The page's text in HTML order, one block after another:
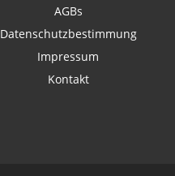
AGBs
Datenschutzbestimmung
Impressum
Kontakt